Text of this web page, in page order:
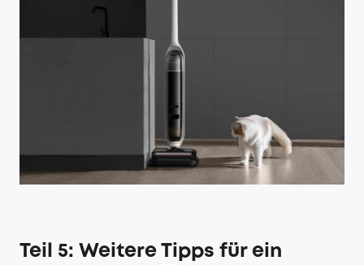
Teil 5: Weitere Tipps für ein